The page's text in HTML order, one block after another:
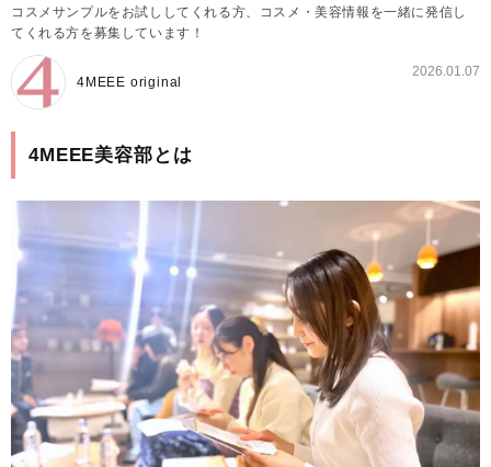
コスメサンプルをお試ししてくれる方、コスメ・美容情報を一緒に発信し
てくれる方を募集しています！
4MEEE original
2026.01.07
4MEEE美容部とは